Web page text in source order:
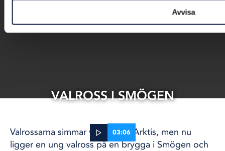
Avvisa
VALROSS I SMÖGEN
03:06
Valrossarna simmar vanligtvis i Arktis, men nu
ligger en ung valross på en brygga i Smögen och